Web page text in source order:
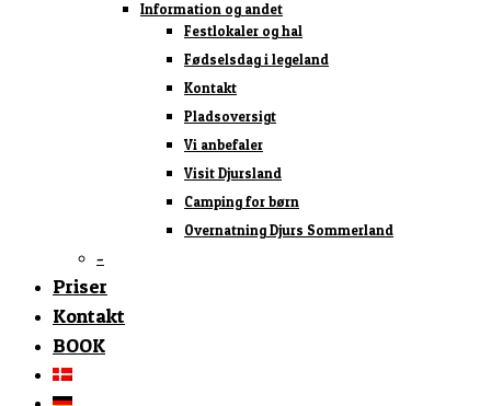
Information og andet
Festlokaler og hal
Fødselsdag i legeland
Kontakt
Pladsoversigt
Vi anbefaler
Visit Djursland
Camping for børn
Overnatning Djurs Sommerland
–
Priser
Kontakt
BOOK